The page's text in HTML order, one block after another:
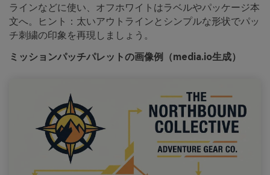
ラインなどに使い、オフホワイトはラベルやパッケージ本
文へ。ヒント：太いアウトラインとシンプルな形状でパッ
チ刺繍の印象を再現しましょう。
ミッションパッチパレットの画像例（media.io生成）